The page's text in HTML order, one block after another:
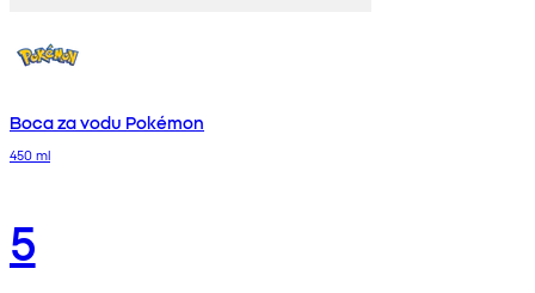
Boca za vodu Pokémon
450 ml
5